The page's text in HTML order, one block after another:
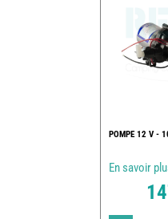
POMPE 12 V -
En savoir